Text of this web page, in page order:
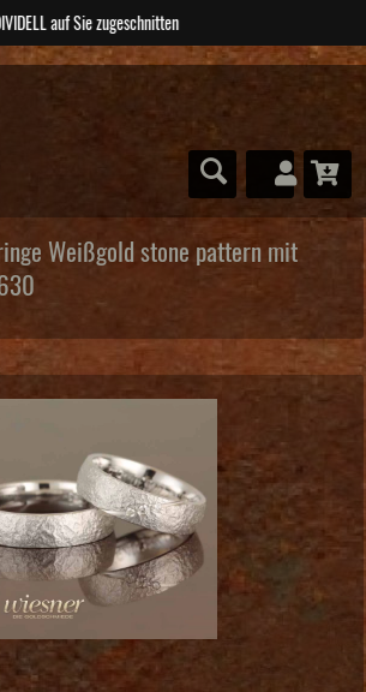
ABSOLUTE Unikate
Weißgold stone pattern mit